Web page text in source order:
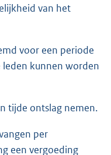
van het
voor een periode
leden kunnen worden
tijde ontslag nemen.
per
een vergoeding